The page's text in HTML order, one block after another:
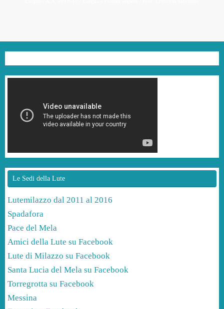
Le Sedi della Lute
Lutemilazzo dal 2011 al 2016
Spadafora
Pace del Mela
Amici della Lute su Facebook
Lute di Milazzo su Facebook
Santa Lucia del Mela su Facebook
Torregrotta su Facebook
Messina